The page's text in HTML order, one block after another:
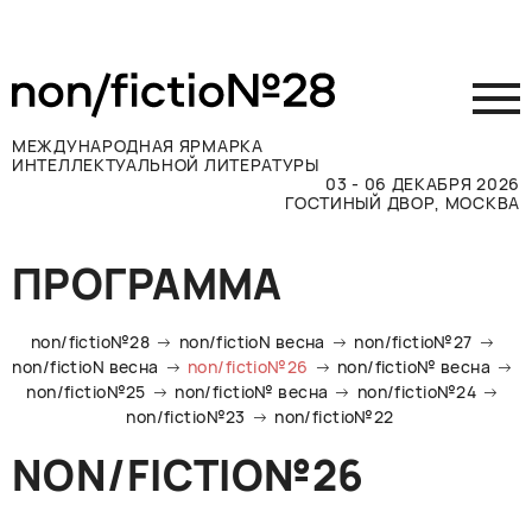
МЕЖДУНАРОДНАЯ ЯРМАРКА
ИНТЕЛЛЕКТУАЛЬНОЙ ЛИТЕРАТУРЫ
03 - 06 ДЕКАБРЯ 2026
ГОСТИНЫЙ ДВОР, МОСКВА
Принять участие
Участникам
Посетителям
Программа
Прессе
Контакты
ПРОГРАММА
non/fictio№28 non/fictioN весна
non/fictio№27
non/fictioN весна
non/fictio№26
non/fictio№ весна
non/fictio№25
non/fictio№ весна
non/fictio№24
non/fictio№23
non/fictio№22
NON/FICTIO№26